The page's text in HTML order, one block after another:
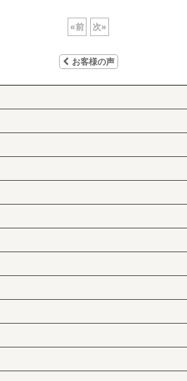
«前 次»
お客様の声